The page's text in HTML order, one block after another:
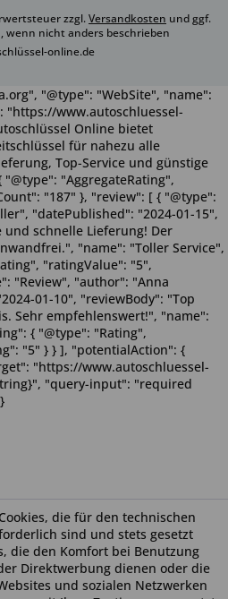
zzgl.Versandkosten und ggf.
wenn nicht anders beschrieben
online.de
die für den technischen
sind und stets gesetzt
die den Komfort bei Benutzung
Direktwerbung dienen oder die
und sozialen Netzwerken
"@type": "WebSite", "name":
"https://www.autoschluessel-
Online bietet
für nahezu alle
Top-Service und günstige
"AggregateRating",
"187" }, "review": [ { "@type":
"datePublished": "2024-01-15",
und schnelle Lieferung! Der
"name": "Toller Service",
"ratingValue": "5",
"Review", "author": "Anna
01-10", "reviewBody": "Top
Sehr empfehlenswert!", "name":
{ "@type": "Rating",
"5" } } ], "potentialAction": {
"https://www.autoschluessel-
"query-input": "required